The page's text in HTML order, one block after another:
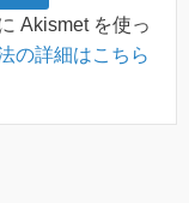
Akismet を使っ
の詳細はこちら